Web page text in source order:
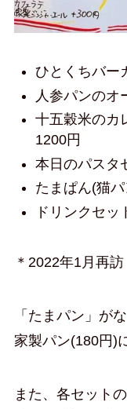
ひとくちバー
人参パンのオ
十五穀米のカ
1200円
本日のパスタ
たまぱん(猫
ドリンクセッ
＊2022年1月再訪
「たまパン」が
家製パン(180円)
また、各セット